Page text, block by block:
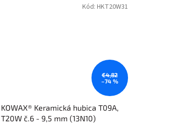
€4,82
–74 %
KOWAX® Keramická hubica T09A,
T20W č.6 - 9,5 mm (13N10)
Kód: HKT20W31